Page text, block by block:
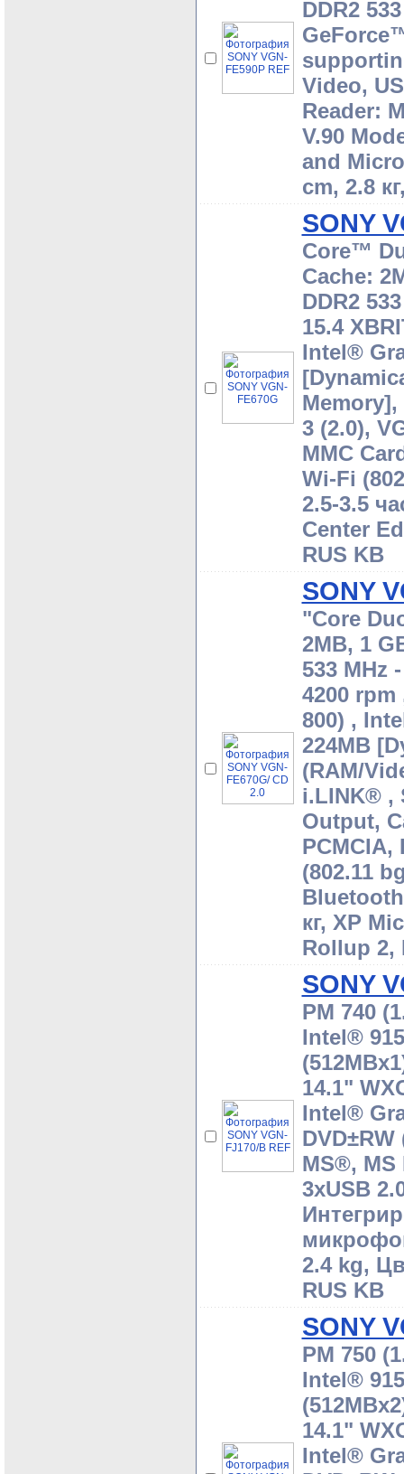
DDR2
Video,
Reader:
V.90
and
cm, 2.8
SONY
Core™
Cache:
DDR2
15.4
Intel®
Memory],
3 (2.0),
MMC
Wi-Fi
2.5-3.5
Center
RUS KB
SONY
"Core
2MB, 1
533 MHz
4200 rpm
800) ,
224MB
(RAM/
i.LINK® ,
Output,
PCMCIA,
(802.11
кг, XP
Rollup 2,
SONY
PM 740
Intel®
14.1"
Intel®
MS®, MS
3xUSB
2.4 kg,
RUS KB
SONY
PM 750
Intel®
14.1"
Intel®